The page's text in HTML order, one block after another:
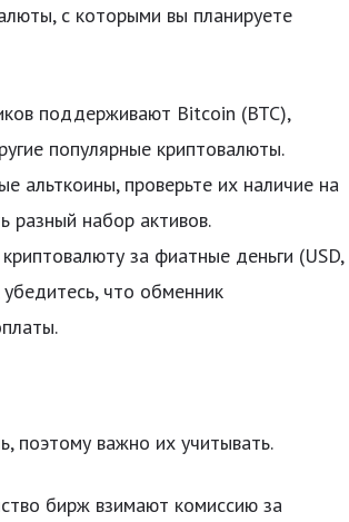
с которыми вы планируете
поддерживают Bitcoin (BTC),
популярные криптовалюты.
альткоины, проверьте их наличие на
разный набор активов.
за фиатные деньги (USD,
что обменник
поэтому важно их учитывать.
бирж взимают комиссию за